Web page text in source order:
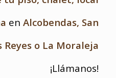
enAlcobendas, San
Reyes o La Moraleja
¡Llámanos!